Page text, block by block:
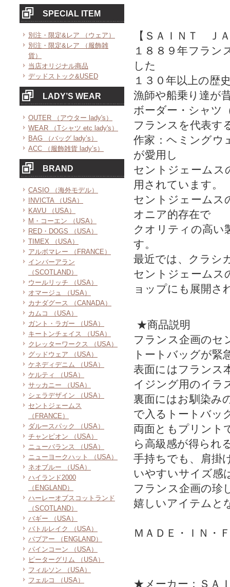
SPECIAL ITEM
別注・限定&レア （ウェア）
別注・限定&レア （服飾雑
貨）
当店オリジナル商品
デッドストック&USED
LADY’S WEAR
OUTER （アウター lady's）
WEAR （Tシャツ etc lady's）
BAG （バッグ lady’s）
ACC （服飾雑貨 lady’s）
BRAND
CASIO （海外モデル）
INVICTA （USA）
KAVU （USA）
M・コーエン （USA）
RED・DOGS （USA）
TIMEX （USA）
アルボマレー （FRANCE）
インバーアラン
（SCOTLAND）
ウールリッチ （USA）
オマージュ （USA）
カナダグース （CANADA）
カムコ （USA）
ガント・ラガー （USA）
キートンチェイス （USA）
クレッターワークス （USA）
グッドウェア （USA）
ケネディデニム （USA）
ケルティ （USA）
サッカニー （USA）
シェラデザイン （USA）
セントジェームス
（FRANCE）
ダルースパック （USA）
チャンピオン （USA）
ニューバランス （USA）
ニューヨークハット （USA）
ネオブルー （USA）
ハイランド2000
（ENGLAND）
ハーレーオブスコットランド
（SCOTLAND）
バギー （USA）
バトルレイク （USA）
バブアー （ENGLAND）
パインコーン （USA）
ピーターグリム （USA）
フィルソン （USA）
フェルコ （USA）
【ＳＡＩＮＴ Ｊ
１８８９年フラン
した
１３０年以上の歴
漁師や船乗り達が
ボーダー・シャツ
フランスを代表す
作家：ヘミングウ
が愛用し
セントジェームス
用されています。
セントジェームス
オニア的存在で
クオリティの高い
す。
最近では、クラシ
セントジェームス
ョップにも展開さ
★商品説明
フランス企画のセ
トートバッグが緊
表面にはフランス
イジング用のイラ
裏面にはお馴染み
で入るトートバッ
両面ともプリント
ら高級感が得られ
手持ちでも、肩掛
いやすいサイズ感
フランス企画の珍
嬉しいアイテムと
ＭＡＤＥ・ＩＮ・
★メーカー：ＳＡ